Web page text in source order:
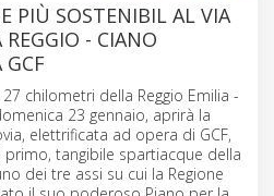
PIÙ SOSTENIBIL AL VIA
- CIANO
GCF
chilometri della Reggio Emilia -
23 gennaio, aprirà la
elettrificata ad opera di GCF,
tangibile spartiacque della
dei tre assi su cui la Regione